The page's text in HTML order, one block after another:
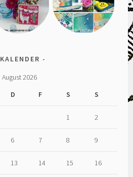
KALENDER
August 2026
D F S S
1 2
6 7 8 9
13 14 15 16